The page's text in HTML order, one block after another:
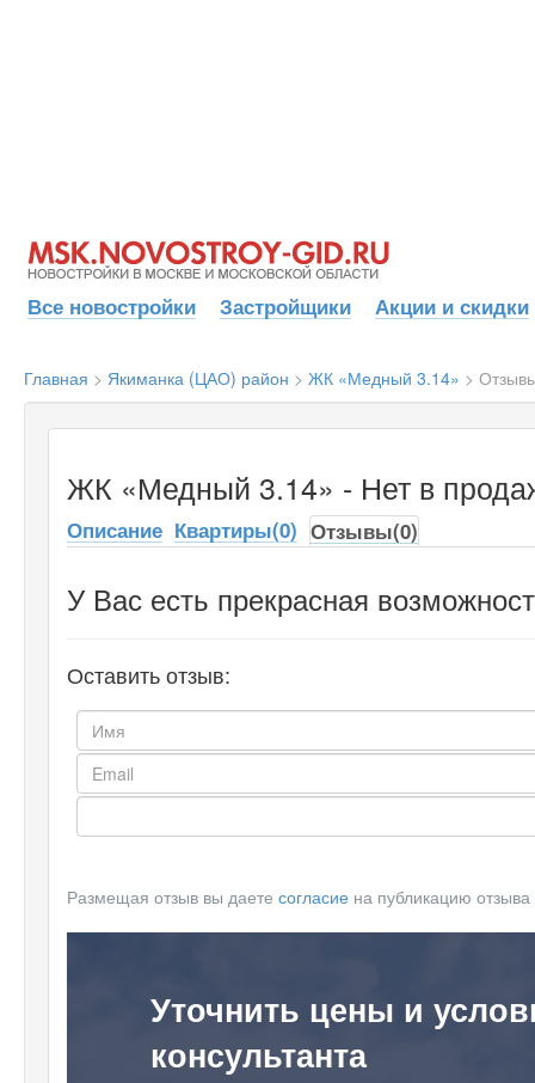
Все новостройки Застройщики Акции и скидки
Главная > Якиманка (ЦАО) район > ЖК «Медный 3.14» >
ЖК «Медный 3.14» - Нет в
Описание Квартиры(0) Отзывы(0)
У Вас есть прекрасная
Оставить отзыв:
Размещая отзыв вы даете согласие на публикацию отзыва
Уточнить цены и
консультанта